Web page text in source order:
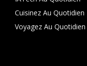
Cuisinez Au Quotidien
Voyagez Au Quotidien